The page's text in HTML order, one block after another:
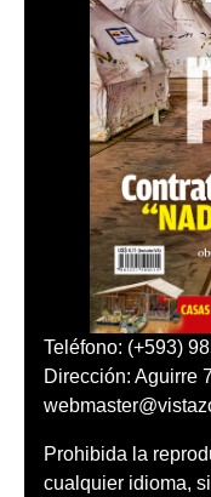
Teléfono: (+593)
Dirección: Aguirre
Prohibida la
cualquier idioma,